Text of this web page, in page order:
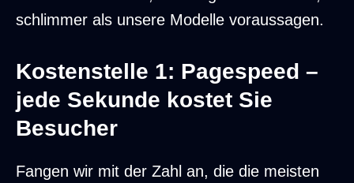
schlimmer als unsere Modelle voraussagen.
Kostenstelle 1: Pagespeed –
jede Sekunde kostet Sie
Besucher
Fangen wir mit der Zahl an, die die meisten